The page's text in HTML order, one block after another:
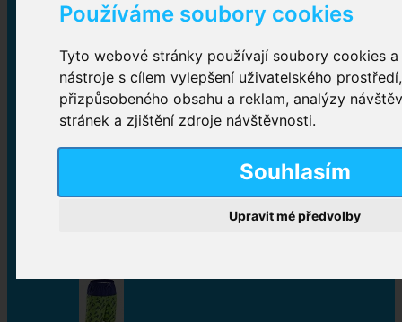
Používáme soubory cookies
Tyto webové stránky používají soubory cookies
nástroje s cílem vylepšení uživatelského
přizpůsobeného obsahu a reklam, analýzy
stránek a zjištění zdroje návštěvnosti.
Souhlasím
Upravit mé předvolby
Inkontinenční kalhotky
Plenkové kalhotky navlékací,Plenkové kalhotky
zalepovací,Inkontinenční kalhotky dámské
Inkontinenční vložky